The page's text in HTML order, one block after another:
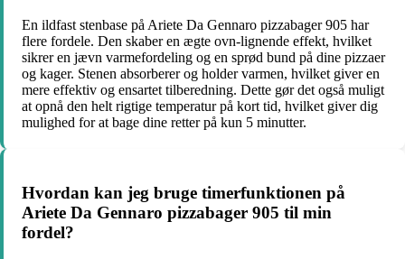
En ildfast stenbase på Ariete Da Gennaro pizzabager 905 har
flere fordele. Den skaber en ægte ovn-lignende effekt, hvilket
sikrer en jævn varmefordeling og en sprød bund på dine pizzaer
og kager. Stenen absorberer og holder varmen, hvilket giver en
mere effektiv og ensartet tilberedning. Dette gør det også muligt
at opnå den helt rigtige temperatur på kort tid, hvilket giver dig
mulighed for at bage dine retter på kun 5 minutter.
Hvordan kan jeg bruge timerfunktionen på
Ariete Da Gennaro pizzabager 905 til min
fordel?